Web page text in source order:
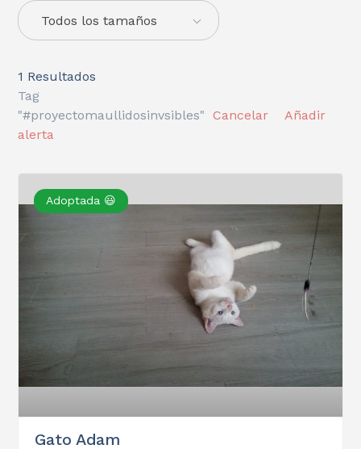
Todos los tamaños
1 Resultados
Tag
"#proyectomaullidosinvsibles"
Cancelar
Añadir
alerta
Adoptada 😃
Gato Adam